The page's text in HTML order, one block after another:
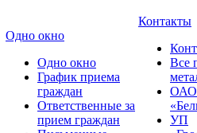
Одно окно
Одно окно
График приема
граждан
Ответственные за
прием граждан
Контакты
Все
ОАО
УП